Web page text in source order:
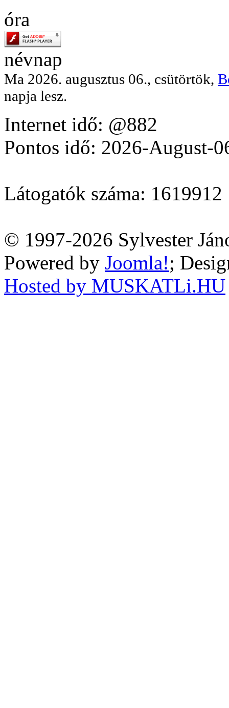
óra
névnap
Ma 2026. augusztus 06., csütörtök,
napja lesz.
Internet idő: @882
Pontos idő: 2026-August-
Látogatók száma: 1619912
© 1997-2026 Sylvester
Powered by Joomla!;
Hosted by MUSKATLi.HU